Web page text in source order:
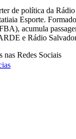
de política da
Esporte.
acumula
e Rádio
nas Redes Sociais